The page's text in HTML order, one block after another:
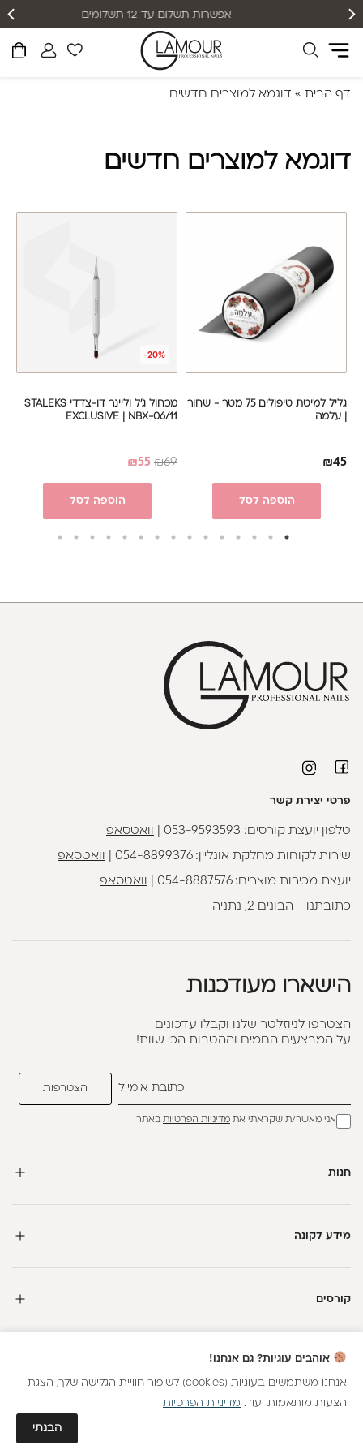
אפשרות תשלום עד 12 תשלומים
דף הבית » דוגמא למוצרים חדשים
דוגמא למוצרים חדשים
גליל למיטת טיפולים 75 מטר - שחור
| עלמה
₪45
הוספה לסל
-20%
מכחול ג'ל וליינר דו-צדדי STALEKS
EXCLUSIVE | NBX-06/11
₪69
₪55
הוספה לסל
פרטי יצירת קשר
טלפון יועצת קורסים: 053-9593593 וואטסאפ
שירות לקוחות מחלקת אונליין:054-8899376 וואטסאפ
יועצת מכירות מוצרים:054-8887576 וואטסאפ
כתובתנו - הבונים 2, נתניה
הישארו מעודכנות
הצטרפו לניוזלטר שלנו וקבלו עדכונים
על המבצעים החמים וההטבות הכי שוות!
אני מאשר/ת שקראתי את מדיניות הפרטיותבאתר
חנות
מידע לקונה
קורסים
כל הזכויות שמורות
אוהבים עוגיות? גם אנחנו!
אנחנו משתמשים בעוגיות (cookies) לשיפור חוויית הגלישה שלך, הצגת
הצעות מותאמות ועוד. מדיניות הפרטיות
הבנתי